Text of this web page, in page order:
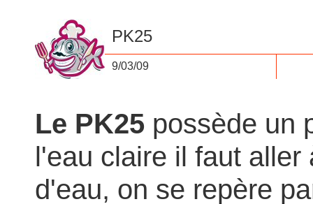
PK25
9/03/09
Le PK25 possède un
l'eau claire il faut
d'eau, on se repère